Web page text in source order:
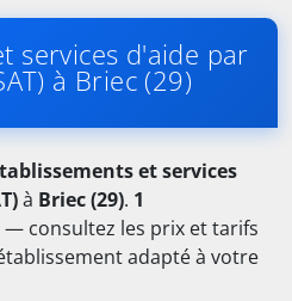
services d'aide par
à Briec (29)
et services
à Briec (29). 1
— consultez les prix et tarifs
adapté à votre